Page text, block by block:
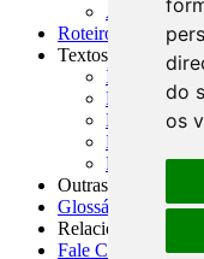
do
os
Agências
Roteiros para
Textos
Índice de
Editorial
Monografias
Na Imprensa
Fórum de
Outras ferramentas
Glossário
Relacionamento
Fale Conosco